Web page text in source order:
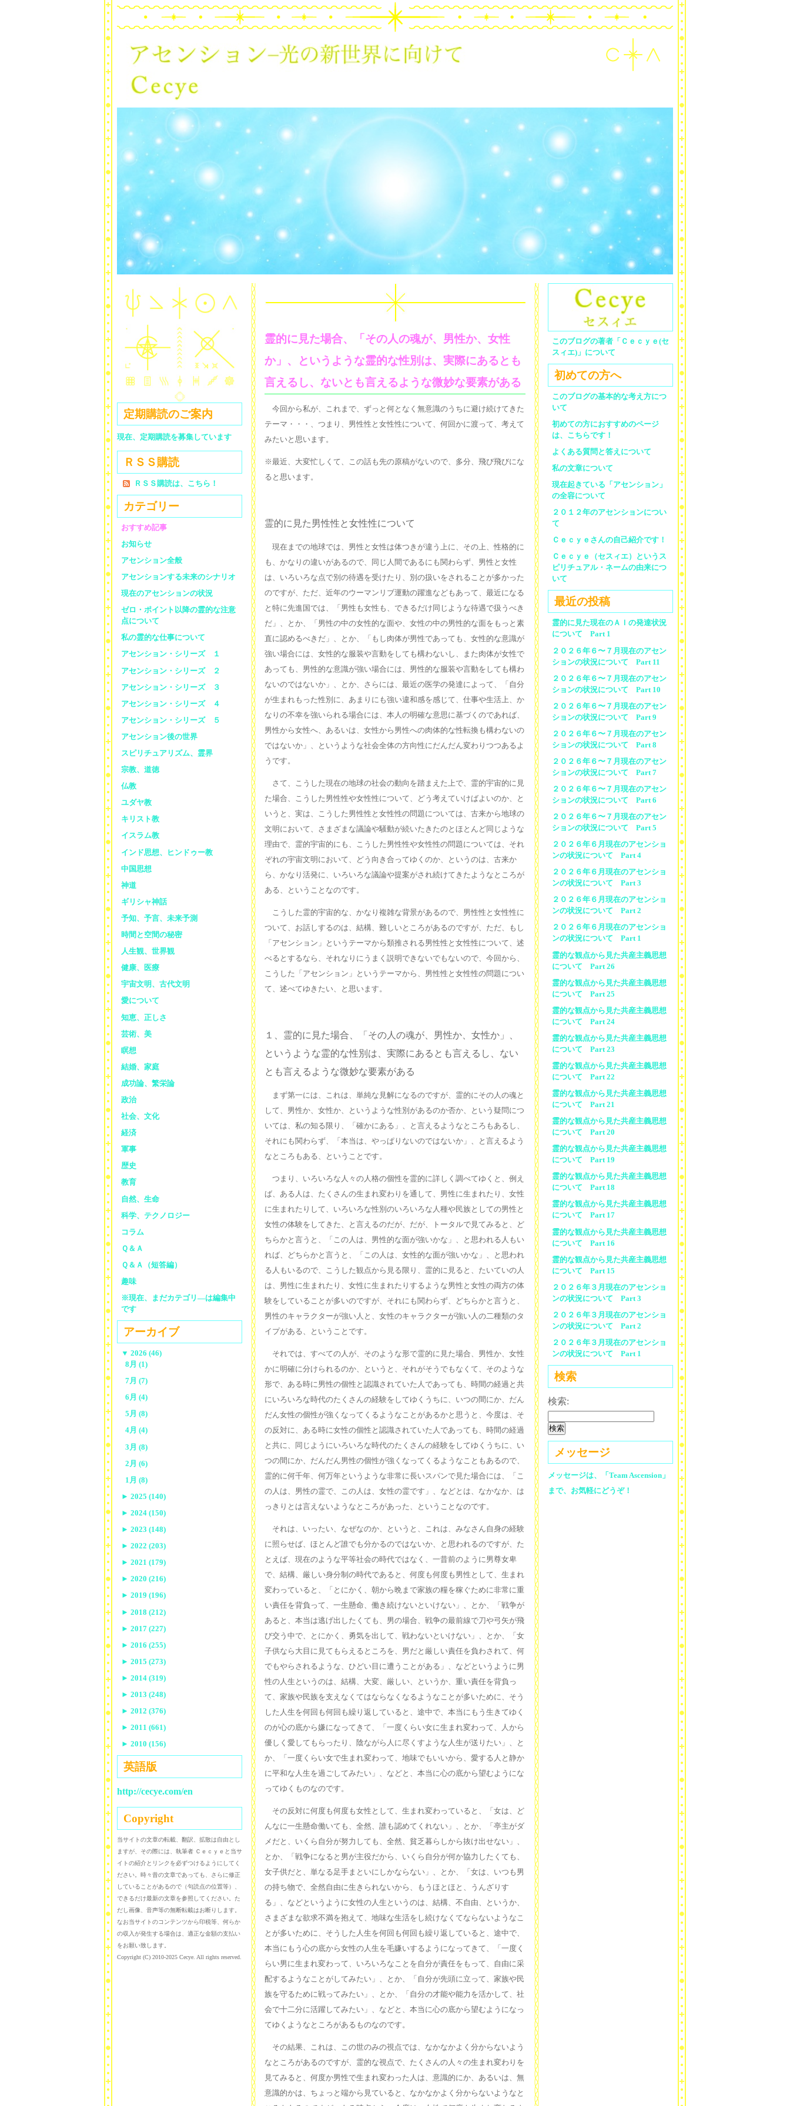
霊的に見た場合、「その人の魂が、男性か、女性
か」、というような霊的な性別は、実際にあるとも
言えるし、ないとも言えるような微妙な要素がある
今回から私が、これまで、ずっと何となく無意識のうちに避け続けてきた
テーマ・・・、つまり、男性性と女性性について、何回かに渡って、考えて
みたいと思います。
※最近、大変忙しくて、この話も先の原稿がないので、多分、飛び飛びにな
ると思います。
霊的に見た男性性と女性性について
現在までの地球では、男性と女性は体つきが違う上に、その上、性格的に
も、かなりの違いがあるので、同じ人間であるにも関わらず、男性と女性
は、いろいろな点で別の待遇を受けたり、別の扱いをされることが多かった
のですが、ただ、近年のウーマンリブ運動の躍進などもあって、最近になる
と特に先進国では、「男性も女性も、できるだけ同じような待遇で扱うべき
だ」、とか、「男性の中の女性的な面や、女性の中の男性的な面をもっと素
直に認めるべきだ」、とか、「もし肉体が男性であっても、女性的な意識が
強い場合には、女性的な服装や言動をしても構わないし、また肉体が女性で
あっても、男性的な意識が強い場合には、男性的な服装や言動をしても構わ
ないのではないか」、とか、さらには、最近の医学の発達によって、「自分
が生まれもった性別に、あまりにも強い違和感を感じて、仕事や生活上、か
なりの不幸を強いられる場合には、本人の明確な意思に基づくのであれば、
男性から女性へ、あるいは、女性から男性への肉体的な性転換も構わないの
ではないか」、というような社会全体の方向性にだんだん変わりつつあるよ
うです。
さて、こうした現在の地球の社会の動向を踏まえた上で、霊的宇宙的に見
た場合、こうした男性性や女性性について、どう考えていけばよいのか、と
いうと、実は、こうした男性性と女性性の問題については、古来から地球の
文明において、さまざまな議論や騒動が続いたきたのとほとんど同じような
理由で、霊的宇宙的にも、こうした男性性や女性性の問題については、それ
ぞれの宇宙文明において、どう向き合ってゆくのか、というのは、古来か
ら、かなり活発に、いろいろな議論や提案がされ続けてきたようなところが
ある、ということなのです。
こうした霊的宇宙的な、かなり複雑な背景があるので、男性性と女性性に
ついて、お話しするのは、結構、難しいところがあるのですが、ただ、もし
「アセンション」というテーマから類推される男性性と女性性について、述
べるとするなら、それなりにうまく説明できないでもないので、今回から、
こうした「アセンション」というテーマから、男性性と女性性の問題につい
て、述べてゆきたい、と思います。
１、霊的に見た場合、「その人の魂が、男性か、女性か」、
というような霊的な性別は、実際にあるとも言えるし、ない
とも言えるような微妙な要素がある
まず第一には、これは、単純な見解になるのですが、霊的にその人の魂と
して、男性か、女性か、というような性別があるのか否か、という疑問につ
いては、私の知る限り、「確かにある」、と言えるようなところもあるし、
それにも関わらず、「本当は、やっぱりないのではないか」、と言えるよう
なところもある、ということです。
つまり、いろいろな人々の人格の個性を霊的に詳しく調べてゆくと、例え
ば、ある人は、たくさんの生まれ変わりを通して、男性に生まれたり、女性
に生まれたりして、いろいろな性別のいろいろな人種や民族としての男性と
女性の体験をしてきた、と言えるのだが、だが、トータルで見てみると、ど
ちらかと言うと、「この人は、男性的な面が強いかな」、と思われる人もい
れば、どちらかと言うと、「この人は、女性的な面が強いかな」、と思われ
る人もいるので、こうした観点から見る限り、霊的に見ると、たいていの人
は、男性に生まれたり、女性に生まれたりするような男性と女性の両方の体
験をしていることが多いのですが、それにも関わらず、どちらかと言うと、
男性のキャラクターが強い人と、女性のキャラクターが強い人の二種類のタ
イプがある、ということです。
それでは、すべての人が、そのような形で霊的に見た場合、男性か、女性
かに明確に分けられるのか、というと、それがそうでもなくて、そのような
形で、ある時に男性の個性と認識されていた人であっても、時間の経過と共
にいろいろな時代のたくさんの経験をしてゆくうちに、いつの間にか、だん
だん女性の個性が強くなってくるようなことがあるかと思うと、今度は、そ
の反対に、ある時に女性の個性と認識されていた人であっても、時間の経過
と共に、同じようにいろいろな時代のたくさんの経験をしてゆくうちに、い
つの間にか、だんだん男性の個性が強くなってくるようなこともあるので、
霊的に何千年、何万年というような非常に長いスパンで見た場合には、「こ
の人は、男性の霊で、この人は、女性の霊です」、などとは、なかなか、は
っきりとは言えないようなところがあった、ということなのです。
それは、いったい、なぜなのか、というと、これは、みなさん自身の経験
に照らせば、ほとんど誰でも分かるのではないか、と思われるのですが、た
とえば、現在のような平等社会の時代ではなく、一昔前のように男尊女卑
で、結構、厳しい身分制の時代であると、何度も何度も男性として、生まれ
変わっていると、「とにかく、朝から晩まで家族の糧を稼ぐために非常に重
い責任を背負って、一生懸命、働き続けないといけない」、とか、「戦争が
あると、本当は逃げ出したくても、男の場合、戦争の最前線で刀や弓矢が飛
び交う中で、とにかく、勇気を出して、戦わないといけない」、とか、「女
子供なら大目に見てもらえるところを、男だと厳しい責任を負わされて、何
でもやらされるような、ひどい目に遭うことがある」、などというように男
性の人生というのは、結構、大変、厳しい、というか、重い責任を背負っ
て、家族や民族を支えなくてはならなくなるようなことが多いために、そう
した人生を何回も何回も繰り返していると、途中で、本当にもう生きてゆく
のが心の底から嫌になってきて、「一度くらい女に生まれ変わって、人から
優しく愛してもらったり、陰ながら人に尽くすような人生が送りたい」、と
か、「一度くらい女で生まれ変わって、地味でもいいから、愛する人と静か
に平和な人生を過ごしてみたい」、などと、本当に心の底から望むようにな
ってゆくものなのです。
その反対に何度も何度も女性として、生まれ変わっていると、「女は、ど
んなに一生懸命働いても、全然、誰も認めてくれない」、とか、「亭主がダ
メだと、いくら自分が努力しても、全然、貧乏暮らしから抜け出せない」、
とか、「戦争になると男が主役だから、いくら自分が何か協力したくても、
女子供だと、単なる足手まといにしかならない」、とか、「女は、いつも男
の持ち物で、全然自由に生きられないから、もうほとほと、うんざりす
る」、などというように女性の人生というのは、結構、不自由、というか、
さまざまな欲求不満を抱えて、地味な生活をし続けなくてならないようなこ
とが多いために、そうした人生を何回も何回も繰り返していると、途中で、
本当にもう心の底から女性の人生を毛嫌いするようになってきて、「一度く
らい男に生まれ変わって、いろいろなことを自分が責任をもって、自由に采
配するようなことがしてみたい」、とか、「自分が先頭に立って、家族や民
族を守るために戦ってみたい」、とか、「自分の才能や能力を活かして、社
会で十二分に活躍してみたい」、などと、本当に心の底から望むようになっ
てゆくようなところがあるものなのです。
その結果、これは、この世のみの視点では、なかなかよく分からないよう
なところがあるのですが、霊的な視点で、たくさんの人々の生まれ変わりを
見てみると、何度か男性で生まれ変わった人は、意識的にか、あるいは、無
意識的かは、ちょっと端から見ていると、なかなかよく分からないようなと
このブログの著者「Ｃｅｃｙｅ(セ
スィエ)」について
初めての方へ
このブログの基本的な考え方につ
いて
初めての方におすすめのページ
は、こちらです！
よくある質問と答えについて
私の文章について
現在起きている「アセンション」
の全容について
２０１２年のアセンションについ
て
Ｃｅｃｙｅさんの自己紹介です！
Ｃｅｃｙｅ（セスィエ）というス
ピリチュアル・ネームの由来につ
いて
最近の投稿
霊的に見た現在のＡＩの発達状況
について Part 1
２０２６年６〜７月現在のアセン
ションの状況について Part 11
２０２６年６〜７月現在のアセン
ションの状況について Part 10
２０２６年６〜７月現在のアセン
ションの状況について Part 9
２０２６年６〜７月現在のアセン
ションの状況について Part 8
２０２６年６〜７月現在のアセン
ションの状況について Part 7
２０２６年６〜７月現在のアセン
ションの状況について Part 6
２０２６年６〜７月現在のアセン
ションの状況について Part 5
２０２６年６月現在のアセンショ
ンの状況について Part 4
２０２６年６月現在のアセンショ
ンの状況について Part 3
２０２６年６月現在のアセンショ
ンの状況について Part 2
２０２６年６月現在のアセンショ
ンの状況について Part 1
霊的な観点から見た共産主義思想
について Part 26
霊的な観点から見た共産主義思想
について Part 25
霊的な観点から見た共産主義思想
について Part 24
霊的な観点から見た共産主義思想
について Part 23
霊的な観点から見た共産主義思想
について Part 22
霊的な観点から見た共産主義思想
について Part 21
霊的な観点から見た共産主義思想
について Part 20
霊的な観点から見た共産主義思想
について Part 19
霊的な観点から見た共産主義思想
について Part 18
霊的な観点から見た共産主義思想
について Part 17
霊的な観点から見た共産主義思想
について Part 16
霊的な観点から見た共産主義思想
について Part 15
２０２６年３月現在のアセンショ
ンの状況について Part 3
２０２６年３月現在のアセンショ
ンの状況について Part 2
２０２６年３月現在のアセンショ
ンの状況について Part 1
検索
検索:
メッセージ
メッセージは、「Team Ascension」
まで、お気軽にどうぞ！
定期購読のご案内
現在、定期購読を募集しています
ＲＳＳ購読
ＲＳＳ購読は、こちら！
カテゴリー
おすすめ記事
お知らせ
アセンション全般
アセンションする未来のシナリオ
現在のアセンションの状況
ゼロ・ポイント以降の霊的な注意
点について
私の霊的な仕事について
アセンション・シリーズ １
アセンション・シリーズ ２
アセンション・シリーズ ３
アセンション・シリーズ ４
アセンション・シリーズ ５
アセンション後の世界
スピリチュアリズム、霊界
宗教、道徳
仏教
ユダヤ教
キリスト教
イスラム教
インド思想、ヒンドゥー教
中国思想
神道
ギリシャ神話
予知、予言、未来予測
時間と空間の秘密
人生観、世界観
健康、医療
宇宙文明、古代文明
愛について
知恵、正しさ
芸術、美
瞑想
結婚、家庭
成功論、繁栄論
政治
社会、文化
経済
軍事
歴史
教育
自然、生命
科学、テクノロジー
コラム
Ｑ＆Ａ
Ｑ＆Ａ（短答編）
趣味
※現在、まだカテゴリ—は編集中
です
アーカイブ
▼ 2026 (46)
8月 (1)
7月 (7)
6月 (4)
5月 (8)
4月 (4)
3月 (8)
2月 (6)
1月 (8)
► 2025 (140)
► 2024 (150)
► 2023 (148)
► 2022 (203)
► 2021 (179)
► 2020 (216)
► 2019 (196)
► 2018 (212)
► 2017 (227)
► 2016 (255)
► 2015 (273)
► 2014 (319)
► 2013 (248)
► 2012 (376)
► 2011 (661)
► 2010 (156)
英語版
http://cecye.com/en
Copyright
当サイトの文章の転載、翻訳、拡散は自由とし
ますが、その際には、執筆者 Ｃｅｃｙｅと当サ
イトの紹介とリンクを必ずつけるようにしてく
ださい。時々昔の文章であっても、さらに修正
していることがあるので（句読点の位置等）、
できるだけ最新の文章を参照してください。た
だし画像、音声等の無断転載はお断りします。
なお当サイトのコンテンツから印税等、何らか
の収入が発生する場合は、適正な金額の支払い
をお願い致します。
Copyright (C) 2010-2025 Cecye. All rights reserved.